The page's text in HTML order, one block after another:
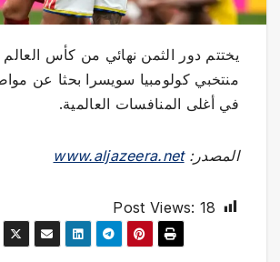
منتخبي كولومبيا سويسرا بحثا عن
في أغلى المنافسات العالمية.
المصدر:www.aljazeera.net
Post Views: 18